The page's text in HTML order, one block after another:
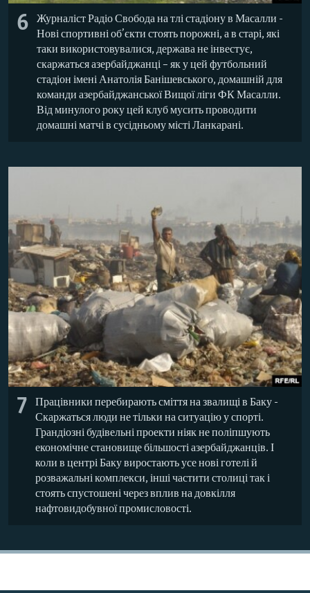
6
Журналіст Радіо Свобода на тлі стадіону в Масалли -
Нові спортивні об’єкти стоять порожні, а в старі, які
таки використовувалися, держава не інвестує,
скаржаться азербайджанці – як у цей футбольний
стадіон імені Анатолія Банішевського, домашній для
команди азербайджанської Вищої ліги ФК Масалли.
Від минулого року цей клуб мусить проводити
домашні матчі в сусідньому місті Ланкарані.
7
Працівники перебирають сміття на звалищі в Баку -
Скаржаться люди не тільки на ситуацію у спорті.
Грандіозні будівельні проекти ніяк не поліпшують
економічне становище більшості азербайджанців. І
коли в центрі Баку виростають усе нові готелі й
розважальні комплекси, інші частити столиці так і
стоять спустошені через вплив на довкілля
нафтовидобувної промисловості.